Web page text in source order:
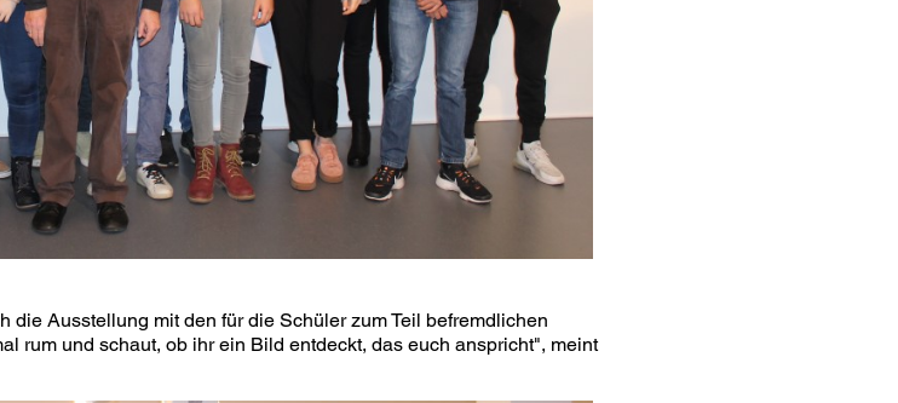
Ausstellung mit den für die Schüler zum Teil befremdlichen
rum und schaut, ob ihr ein Bild entdeckt, das euch anspricht", meint